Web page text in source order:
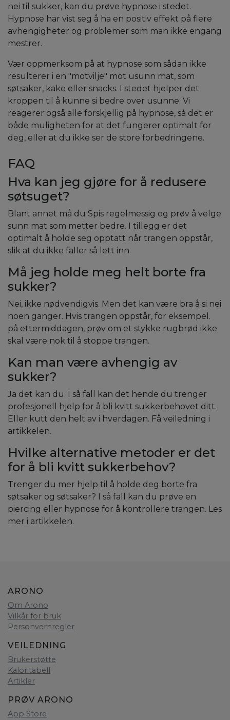
nei til sukker, kan du prøve hypnose i stedet.
Hypnose har vist seg å ha en positiv effekt på flere
avhengigheter og problemer som man ikke engang
mestrer.
Vær oppmerksom på at hypnose som sådan ikke
resulterer i en "motvilje" mot usunn mat, som
søtsaker, kake eller snacks. I stedet hjelper det
kroppen til å kunne si bedre over usunne. Vi
reagerer også alle forskjellig på hypnose, så det er
både muligheten for at det fungerer optimalt for
deg, eller at du ikke ser de store forbedringene.
FAQ
Hva kan jeg gjøre for å redusere
søtsuget?
Blant annet må du Spis regelmessig og prøv å velge
sunn mat som metter bedre. I tillegg er det
optimalt å holde seg opptatt når trangen oppstår,
slik at du ikke faller så lett inn.
Må jeg holde meg helt borte fra
sukker?
Nei, ikke nødvendigvis. Men det kan være bra å si nei
noen ganger. Hvis trangen oppstår, for eksempel.
på ettermiddagen, prøv om et stykke rugbrød ikke
skal være nok til å stoppe trangen.
Kan man være avhengig av
sukker?
Ja det kan du. I så fall kan det hende du trenger
profesjonell hjelp for å bli kvitt sukkerbehovet ditt.
Eller kutt den helt av i hverdagen. Få veiledning i
artikkelen.
Hvilke alternative metoder er det
for å bli kvitt sukkerbehov?
Trenger du mer hjelp til å holde deg borte fra
søtsaker og søtsaker? I så fall kan du prøve en
piercing eller hypnose for å kontrollere trangen. Les
mer i artikkelen.
ARONO
Om Arono
Vilkår for bruk
Personvernregler
VEILEDNING
Brukerstøtte
Kaloritabell
Artikler
PRØV ARONO
App Store